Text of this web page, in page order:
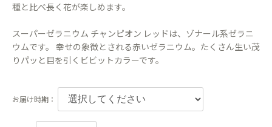
種と比べ長く花が楽しめます。
スーパーゼラニウム チャンピオン レッドは、ゾナール系ゼラニ
ウムです。 幸せの象徴とされる赤いゼラニウム。たくさん生い茂
りパッと目を引くビビットカラーです。
お届け時期：